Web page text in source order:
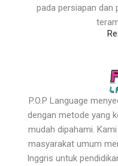
pada persiapan dan
P.O.P Language
dengan metode yang
mudah dipahami.
masyarakat umum
Inggris untuk